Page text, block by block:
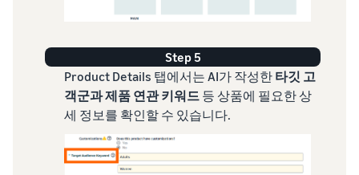
Step 5
Product Details 탭에서는 AI가 작성한 타깃 고
객군과 제품 연관 키워드 등 상품에 필요한 상
세 정보를 확인할 수 있습니다.